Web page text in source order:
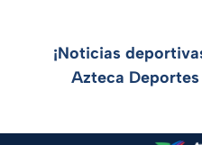
¡Noticias
Azteca